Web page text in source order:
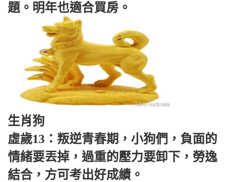
題。明年也適合買房。
生肖狗
虛歲13：叛逆青春期，小狗們，負面的
情緒要丟掉，過重的壓力要卸下，勞逸
結合，方可考出好成績。